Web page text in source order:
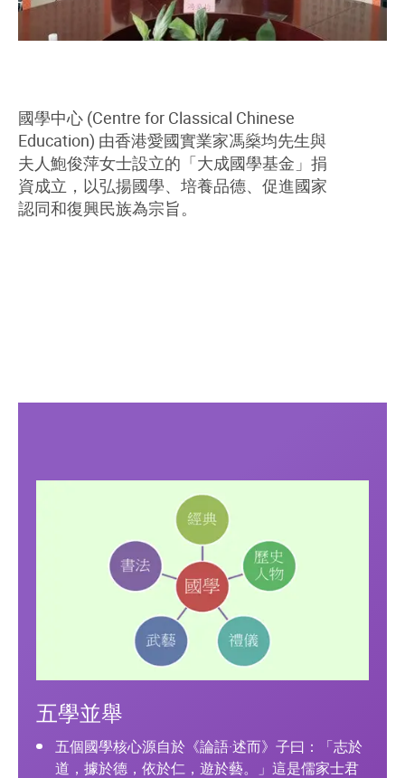
國學中心 (Centre for Classical Chinese
Education) 由香港愛國實業家馮燊均先生與
夫人鮑俊萍女士設立的「大成國學基金」捐
資成立，以弘揚國學、培養品德、促進國家
認同和復興民族為宗旨。
五學並舉
五個國學核心源自於《論語·述而》子曰：「志於
道，據於德，依於仁，遊於藝。」這是儒家士君